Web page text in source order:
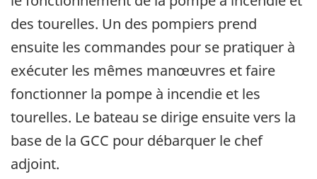
des tourelles. Un des pompiers prend
ensuite les commandes pour se pratiquer à
exécuter les mêmes manœuvres et faire
fonctionner la pompe à incendie et les
tourelles. Le bateau se dirige ensuite vers la
base de la GCC pour débarquer le chef
adjoint.